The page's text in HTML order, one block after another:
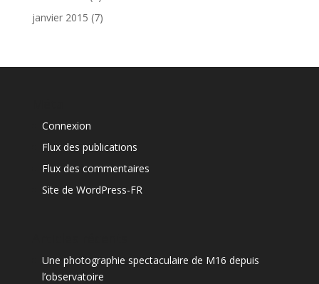
janvier 2015 (7)
Connexion
Flux des publications
Flux des commentaires
Site de WordPress-FR
Une photographie spectaculaire de M16 depuis
l’observatoire